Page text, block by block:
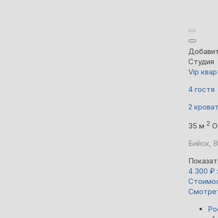
Студия
Vip
4 гостя
2
35 м 2
Бийск,
4 300 ₽